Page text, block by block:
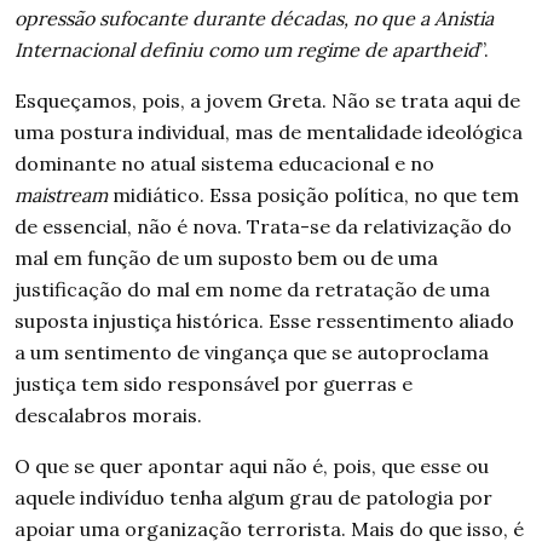
opressão sufocante durante décadas, no que a Anistia
Internacional definiu como um regime de apartheid”.
Esqueçamos, pois, a jovem Greta. Não se trata aqui de
uma postura individual, mas de mentalidade ideológica
dominante no atual sistema educacional e no
maistreammidiático. Essa posição política, no que tem
de essencial, não é nova. Trata-se da relativização do
mal em função de um suposto bem ou de uma
justificação do mal em nome da retratação de uma
suposta injustiça histórica. Esse ressentimento aliado
a um sentimento de vingança que se autoproclama
justiça tem sido responsável por guerras e
descalabros morais.
O que se quer apontar aqui não é, pois, que esse ou
aquele indivíduo tenha algum grau de patologia por
apoiar uma organização terrorista. Mais do que isso, é